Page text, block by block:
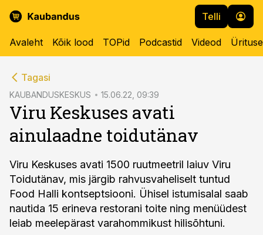
Telli
Avaleht Kõik lood TOPid Podcastid Videod
Tagasi
KAUBANDUSKESKUS 15.06.22, 09:39
Viru Keskuses avati
ainulaadne toidutänav
Viru Keskuses avati 1500 ruutmeetril laiuv Viru
Toidutänav, mis järgib rahvusvaheliselt tuntud
Food Halli kontseptsiooni. Ühisel istumisalal saab
nautida 15 erineva restorani toite ning menüüdest
leiab meelepärast varahommikust hilisõhtuni.